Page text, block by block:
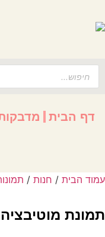
דף הבית
עמוד הבית / חנות /
תמונת